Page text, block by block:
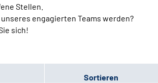
Stellen.
engagierten Teams werden?
sich!
Sortieren